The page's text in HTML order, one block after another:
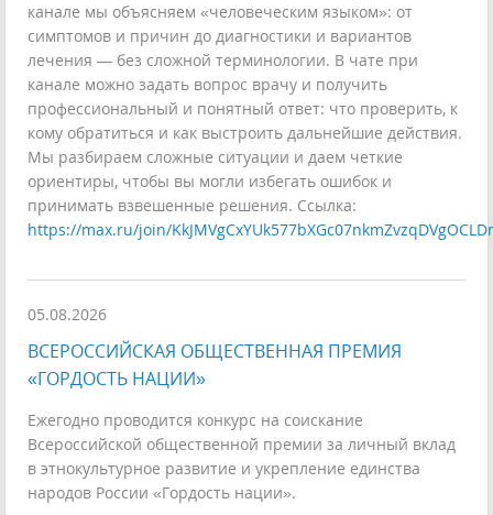
канале мы объясняем «человеческим языком»: от
симптомов и причин до диагностики и вариантов
лечения — без сложной терминологии. В чате при
канале можно задать вопрос врачу и получить
профессиональный и понятный ответ: что проверить, к
кому обратиться и как выстроить дальнейшие действия.
Мы разбираем сложные ситуации и даем четкие
ориентиры, чтобы вы могли избегать ошибок и
принимать взвешенные решения. Ссылка:
https://max.ru/join/
05.08.2026
ВСЕРОССИЙСКАЯ ОБЩЕСТВЕННАЯ ПРЕМИЯ
«ГОРДОСТЬ НАЦИИ»
Ежегодно проводится конкурс на соискание
Всероссийской общественной премии за личный вклад
в этнокультурное развитие и укрепление единства
народов России «Гордость нации».